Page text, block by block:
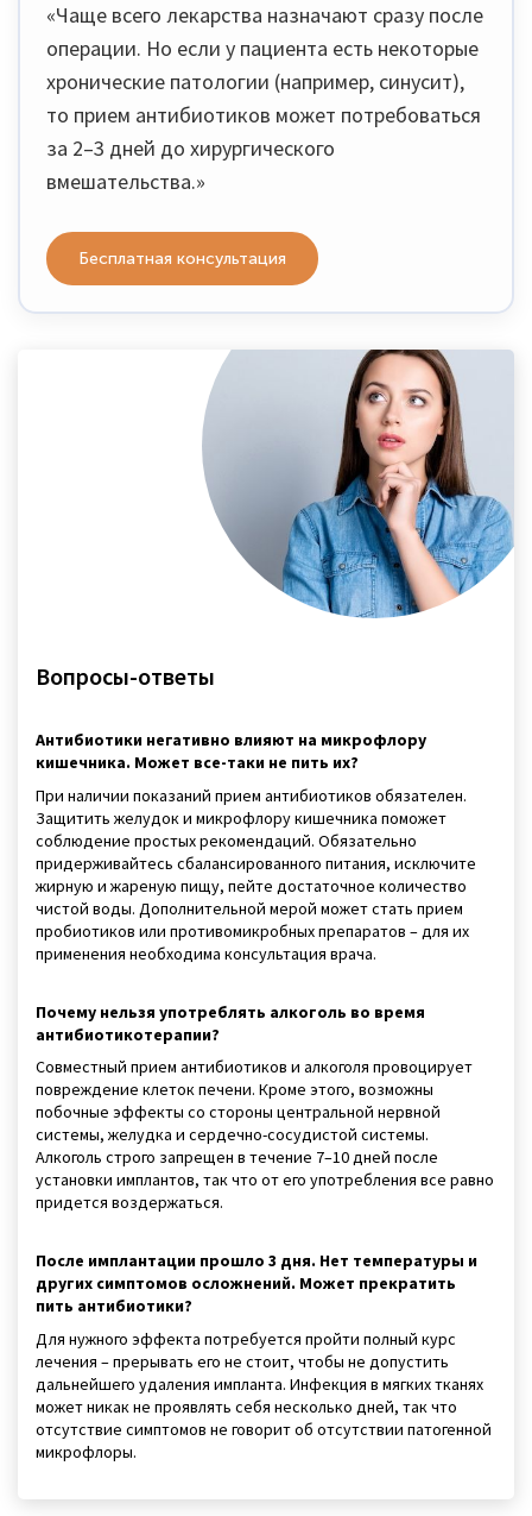
«Чаще всего лекарства назначают сразу после
операции. Но если у пациента есть некоторые
хронические патологии (например, синусит),
то прием антибиотиков может потребоваться
за 2–3 дней до хирургического
вмешательства.»
Бесплатная консультация
Вопросы-ответы
Антибиотики негативно влияют на микрофлору
кишечника. Может все-таки не пить их?
При наличии показаний прием антибиотиков обязателен.
Защитить желудок и микрофлору кишечника поможет
соблюдение простых рекомендаций. Обязательно
придерживайтесь сбалансированного питания, исключите
жирную и жареную пищу, пейте достаточное количество
чистой воды. Дополнительной мерой может стать прием
пробиотиков или противомикробных препаратов – для их
применения необходима консультация врача.
Почему нельзя употреблять алкоголь во время
антибиотикотерапии?
Совместный прием антибиотиков и алкоголя провоцирует
повреждение клеток печени. Кроме этого, возможны
побочные эффекты со стороны центральной нервной
системы, желудка и сердечно-сосудистой системы.
Алкоголь строго запрещен в течение 7–10 дней после
установки имплантов, так что от его употребления все равно
придется воздержаться.
После имплантации прошло 3 дня. Нет температуры и
других симптомов осложнений. Может прекратить
пить антибиотики?
Для нужного эффекта потребуется пройти полный курс
лечения – прерывать его не стоит, чтобы не допустить
дальнейшего удаления импланта. Инфекция в мягких тканях
может никак не проявлять себя несколько дней, так что
отсутствие симптомов не говорит об отсутствии патогенной
микрофлоры.